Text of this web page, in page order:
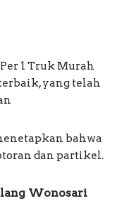
1 Truk Murah
yang telah
bahwa
dan partikel.
Wonosari